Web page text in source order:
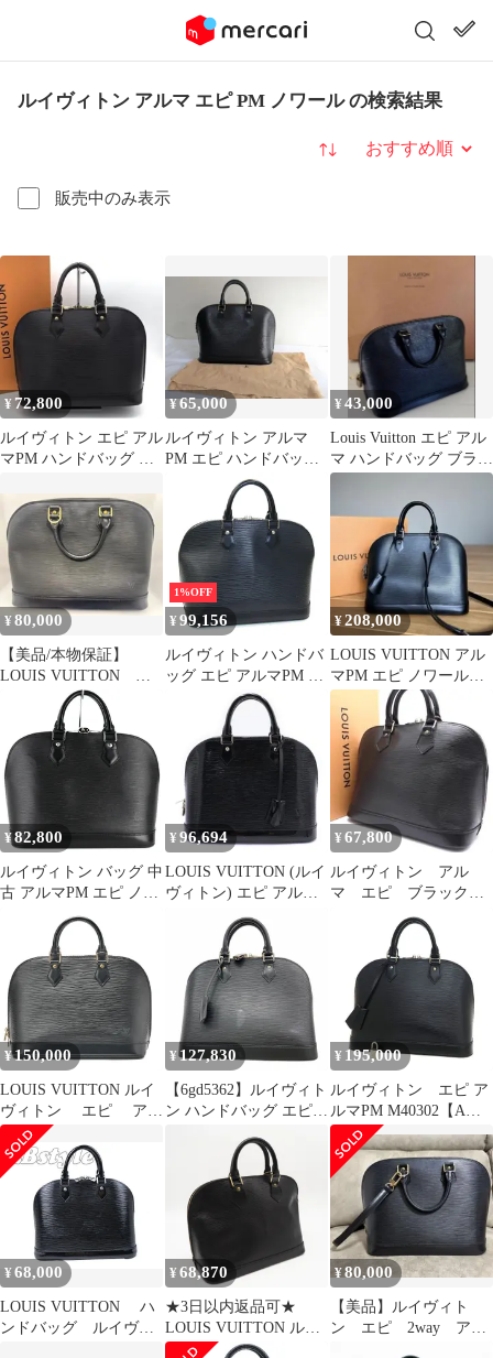
ルイヴィトン アルマ エピ PM ノワール の検索結果
販売中のみ表示
並び替え
¥ 72,800
ルイヴィトン エピ アル
マPM ハンドバッグ ノ
ールド金具
¥65,000
ルイヴィトン アルマ
PM エピ ハンドバッグ
¥43,000
Louis Vuitton エピ アル
マ ハンドバッグ ブラッ
ク
¥80,000
【美品/本物保証】
LOUIS VUITTON エ
ピ アルマPM ノワー
1%OFF
¥ 99,156
ルイヴィトン ハンドバ
ッグ エピ アルマPM ノ
¥208,000
LOUIS VUITTON アル
マPM エピ ノワール
M40302
¥82,800
ルイヴィトン バッグ 中
古 アルマPM エピ ノワ
ール 黒 M52802 ハンド
バッグ レディース アク
トワン【中古】
¥ 96,694
LOUIS VUITTON (ルイ
ヴィトン) エピ アルマ
PM ノワールエレクト
リック M4032N レディ
ース レザー ハンドバッ
グ ブラック
¥ 67,800
ルイヴィトン アル
マ エピ ブラック
ハンドバッグ
¥150,000
LOUIS VUITTON ルイ
ヴィトン エピ アル
マPM ハンドバッグ
M40302 ノワール（ゴ
ールド金具）【中古】
【送料無料】
¥127,830
【6gd5362】ルイヴィト
ン ハンドバッグ エピ
ール【中古】レディー
¥ 195,000
ルイヴィトン エピ ア
ルマPM M40302【Aラ
ンク】【中古】
¥68,000
LOUIS VUITTON ハ
ンドバッグ ルイヴィ
¥68,870
★3日以内返品可★
LOUIS VUITTON ル
イ・ヴィトン エピ アル
¥80,000
【美品】ルイヴィト
ン エピ 2way アル